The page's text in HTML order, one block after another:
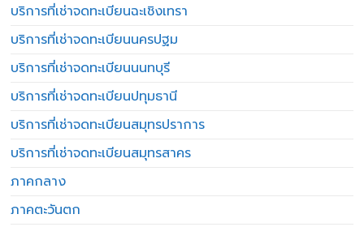
บริการที่เช่าจดทะเบียนฉะเชิงเทรา
บริการที่เช่าจดทะเบียนนครปฐม
บริการที่เช่าจดทะเบียนนนทบุรี
บริการที่เช่าจดทะเบียนปทุมธานี
บริการที่เช่าจดทะเบียนสมุทรปราการ
บริการที่เช่าจดทะเบียนสมุทรสาคร
ภาคกลาง
ภาคตะวันตก